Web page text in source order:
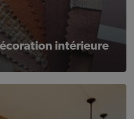
intérieure